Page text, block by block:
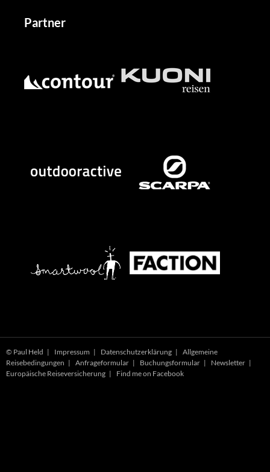
Partner
© Paul Held | Impressum | Datenschutzerklärung | Allgemeine
Reisebedingungen | Anfrageformular | Buchungsformular | Newsletter |
Europäische Reiseversicherung | Find me on Facebook